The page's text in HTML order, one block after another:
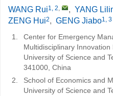
WANG Rui1, 2, , YANG
ZENG Hui2, GENG Jiabo1, 3
1.
Center for Emergency
Multidisciplinary
University of Science and
341000, China
2.
School of Economics and
University of Science and